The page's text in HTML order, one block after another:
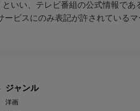
いい、テレビ番組の公式情報であ
ービスにのみ表記が許されているマ
ジャンル
洋画